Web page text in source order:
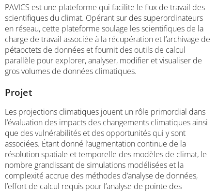
PAVICS est une plateforme qui facilite le flux de travail des
scientifiques du climat. Opérant sur des superordinateurs
en réseau, cette plateforme soulage les scientifiques de la
charge de travail associée à la récupération et l’archivage de
pétaoctets de données et fournit des outils de calcul
parallèle pour explorer, analyser, modifier et visualiser de
gros volumes de données climatiques.
Projet
Les projections climatiques jouent un rôle primordial dans
l’évaluation des impacts des changements climatiques ainsi
que des vulnérabilités et des opportunités qui y sont
associées. Étant donné l’augmentation continue de la
résolution spatiale et temporelle des modèles de climat, le
nombre grandissant de simulations modélisées et la
complexité accrue des méthodes d’analyse de données,
l’effort de calcul requis pour l’analyse de pointe des